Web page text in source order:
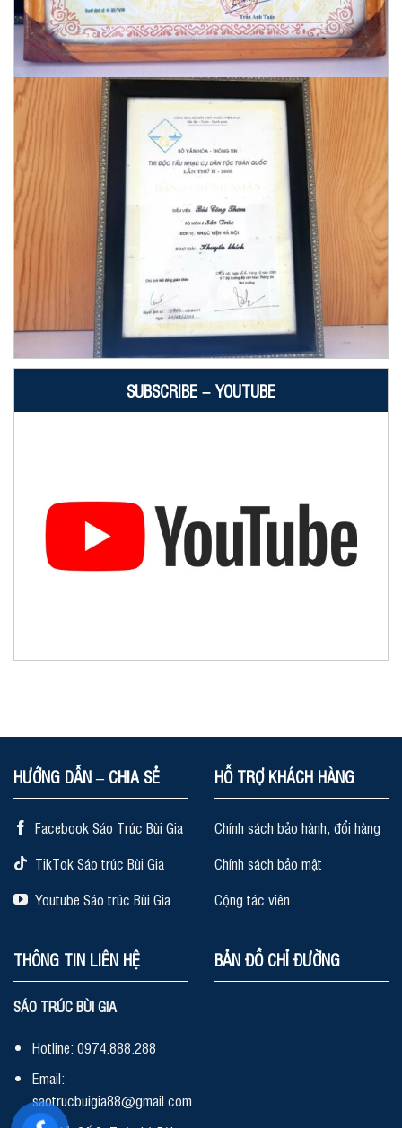
SUBSCRIBE – YOUTUBE
HƯỚNG DẪN – CHIA SẺ
Facebook Sáo Trúc Bùi Gia
TikTok Sáo trúc Bùi Gia
Youtube Sáo trúc Bùi Gia
HỖ TRỢ KHÁCH HÀNG
Chính sách bảo hành, đổi hàng
Chính sách bảo mật
Cộng tác viên
THÔNG TIN LIÊN HỆ
SÁO TRÚC BÙI GIA
Hotline: 0974.888.288
Email:
saotrucbuigia88@gmail.com
BẢN ĐỒ CHỈ ĐƯỜNG